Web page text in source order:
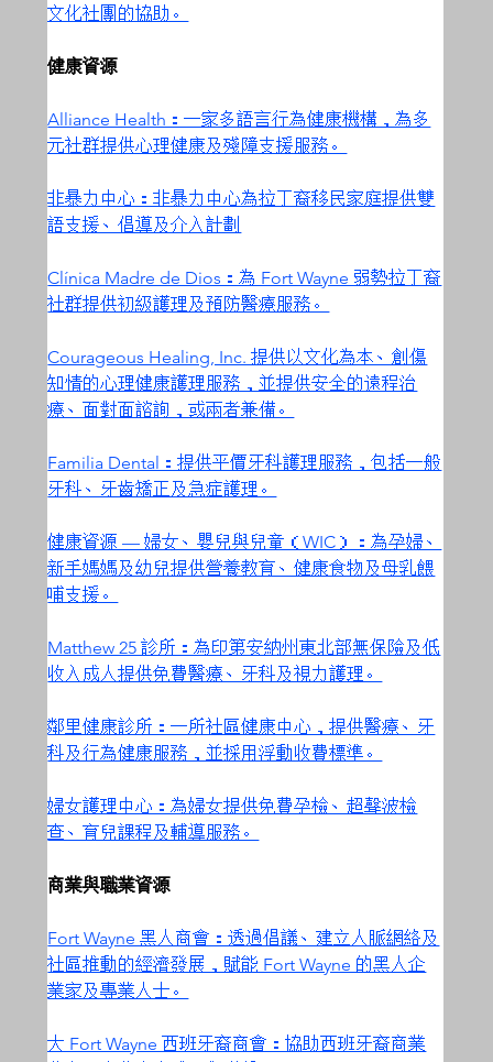
文化社團的協助。
健康資源
Alliance Health：一家多語言行為健康機構，為多
元社群提供心理健康及殘障支援服務。
非暴力中心：非暴力中心為拉丁裔移民家庭提供雙
語支援、倡導及介入計劃
Clínica Madre de Dios：為 Fort Wayne 弱勢拉丁裔
社群提供初級護理及預防醫療服務。
Courageous Healing, Inc. 提供以文化為本、創傷
知情的心理健康護理服務，並提供安全的遠程治
療、面對面諮詢，或兩者兼備。
Familia Dental：提供平價牙科護理服務，包括一般
牙科、牙齒矯正及急症護理。
健康資源 — 婦女、嬰兒與兒童（WIC）：為孕婦、
新手媽媽及幼兒提供營養教育、健康食物及母乳餵
哺支援。
Matthew 25 診所：為印第安納州東北部無保險及低
收入成人提供免費醫療、牙科及視力護理。
鄰里健康診所：一所社區健康中心，提供醫療、牙
科及行為健康服務，並採用浮動收費標準。
婦女護理中心：為婦女提供免費孕檢、超聲波檢
查、育兒課程及輔導服務。
商業與職業資源
Fort Wayne 黑人商會：透過倡議、建立人脈網絡及
社區推動的經濟發展，賦能 Fort Wayne 的黑人企
業家及專業人士。
大 Fort Wayne 西班牙裔商會：協助西班牙裔商業